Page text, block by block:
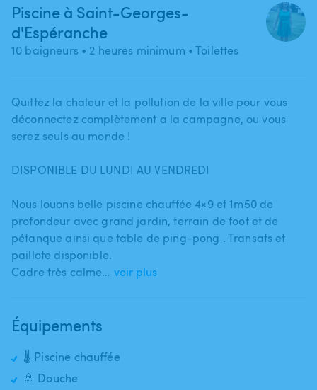
Piscine à Saint-Georges-
d'Espéranche
10 baigneurs • 2 heures minimum • Toilettes
Quittez la chaleur et la pollution de la ville pour vous
déconnectez complètement a la campagne​,​ ou vous
serez seuls au monde !
DISPONIBLE DU LUNDI AU VENDREDI
Nous louons belle piscine chauffée 4×9 et 1m50 de
profondeur avec grand jardin​,​ terrain de foot et de
pétanque ainsi que table de ping-pong . Transats et
paillote disponible.
Cadre très calme… voir plus
Équipements
🌡️ Piscine chauffée
🚿 Douche